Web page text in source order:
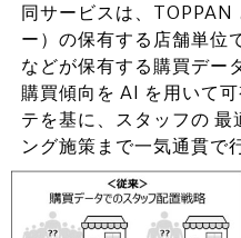
同サービスは、
ー）の保有する店舗単位
などが保有する購買デー
購買傾向を AI を用いて
テを基に、スタッフの 最
ング施策まで一気通貫で